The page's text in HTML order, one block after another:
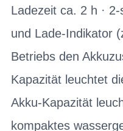
Ladezeit ca. 2 h ·
und Lade-Indikator
Betriebs den
Kapazität leuchtet
Akku-Kapazität
kompaktes